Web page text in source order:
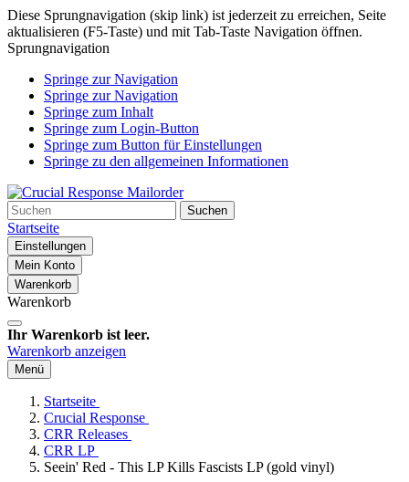
Diese Sprungnavigation (skip link) ist jederzeit zu erreichen, Seite
aktualisieren (F5-Taste) und mit Tab-Taste Navigation öffnen.
Sprungnavigation
Springe zur Navigation
Springe zur Navigation
Springe zum Inhalt
Springe zum Login-Button
Springe zum Button für Einstellungen
Springe zu den allgemeinen Informationen
Suchen
Startseite
Einstellungen
Mein Konto
Warenkorb
Warenkorb
Ihr Warenkorb ist leer.
Warenkorb anzeigen
Menü
Startseite
Crucial Response
CRR Releases
CRR LP
Seein' Red - This LP Kills Fascists LP (gold vinyl)